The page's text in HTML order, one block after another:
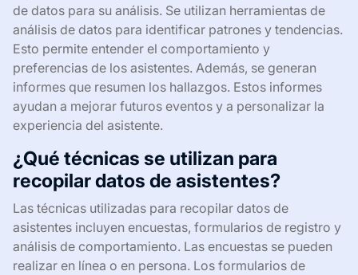
de datos para su análisis. Se utilizan herramientas de
análisis de datos para identificar patrones y tendencias.
Esto permite entender el comportamiento y
preferencias de los asistentes. Además, se generan
informes que resumen los hallazgos. Estos informes
ayudan a mejorar futuros eventos y a personalizar la
experiencia del asistente.
¿Qué técnicas se utilizan para
recopilar datos de asistentes?
Las técnicas utilizadas para recopilar datos de
asistentes incluyen encuestas, formularios de registro y
análisis de comportamiento. Las encuestas se pueden
realizar en línea o en persona. Los formularios de